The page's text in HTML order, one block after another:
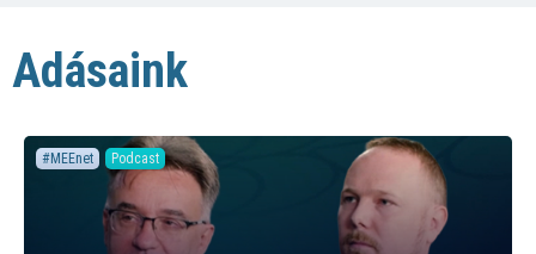
Adásaink
#MEEnet Podcast